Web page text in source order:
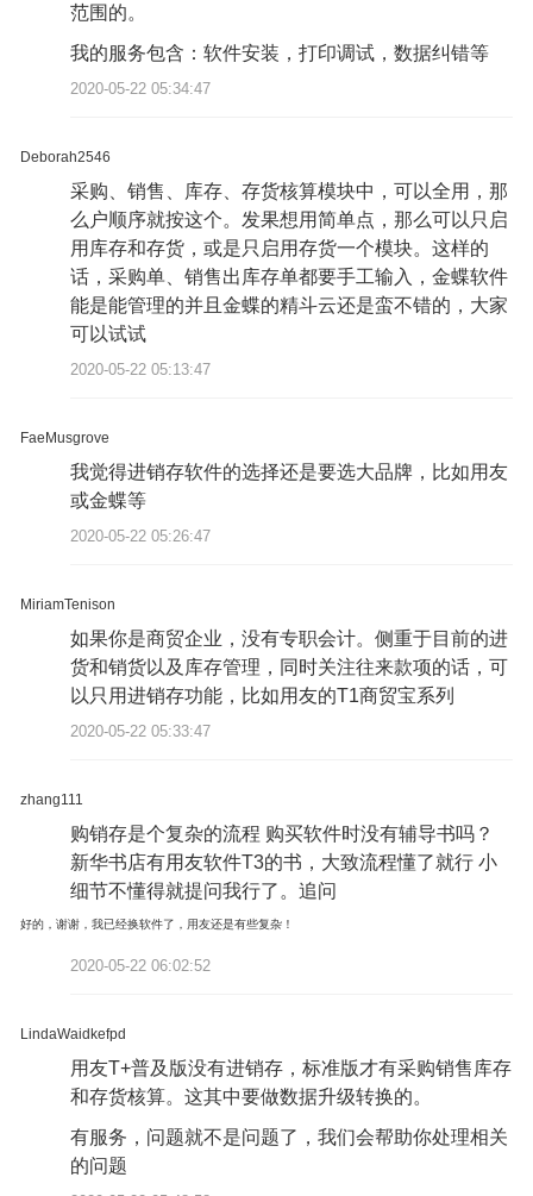
范围的。
我的服务包含：软件安装，打印调试，数据纠错等
2020-05-22 05:34:47
Deborah2546
采购、销售、库存、存货核算模块中，可以全用，那
么户顺序就按这个。发果想用简单点，那么可以只启
用库存和存货，或是只启用存货一个模块。这样的
话，采购单、销售出库存单都要手工输入，金蝶软件
能是能管理的并且金蝶的精斗云还是蛮不错的，大家
可以试试
2020-05-22 05:13:47
FaeMusgrove
我觉得进销存软件的选择还是要选大品牌，比如用友
或金蝶等
2020-05-22 05:26:47
MiriamTenison
如果你是商贸企业，没有专职会计。侧重于目前的进
货和销货以及库存管理，同时关注往来款项的话，可
以只用进销存功能，比如用友的T1商贸宝系列
2020-05-22 05:33:47
zhang111
购销存是个复杂的流程 购买软件时没有辅导书吗？
新华书店有用友软件T3的书，大致流程懂了就行 小
细节不懂得就提问我行了。追问
好的，谢谢，我已经换软件了，用友还是有些复杂！
2020-05-22 06:02:52
LindaWaidkefpd
用友T+普及版没有进销存，标准版才有采购销售库存
和存货核算。这其中要做数据升级转换的。
有服务，问题就不是问题了，我们会帮助你处理相关
的问题